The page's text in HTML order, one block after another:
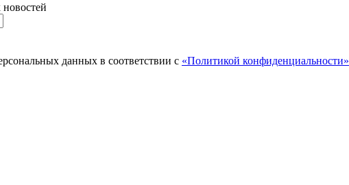
данных в соответствии с «Политикой конфиденциальности»